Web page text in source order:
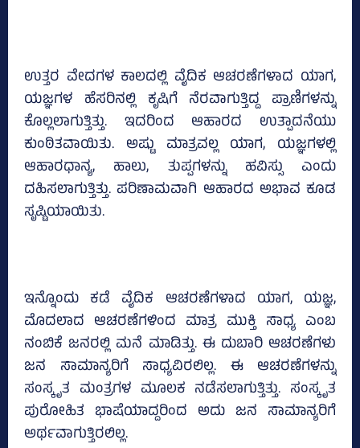
ಉತ್ತರ ವೇದಗಳ ಕಾಲದಲ್ಲಿ ವೈದಿಕ ಆಚರಣೆಗಳಾದ ಯಾಗ,
ಯಜ್ಞಗಳ ಹೆಸರಿನಲ್ಲಿ ಕೃಷಿಗೆ ನೆರವಾಗುತ್ತಿದ್ದ ಪ್ರಾಣಿಗಳನ್ನು
ಕೊಲ್ಲಲಾಗುತ್ತಿತ್ತು. ಇದರಿಂದ ಆಹಾರದ ಉತ್ಪಾದನೆಯು
ಕುಂಠಿತವಾಯಿತು. ಅಷ್ಟು ಮಾತ್ರವಲ್ಲ ಯಾಗ, ಯಜ್ಞಗಳಲ್ಲಿ
ಆಹಾರಧಾನ್ಯ, ಹಾಲು, ತುಪ್ಪಗಳನ್ನು ಹವಿಸ್ಸು ಎಂದು
ದಹಿಸಲಾಗುತ್ತಿತ್ತು. ಪರಿಣಾಮವಾಗಿ ಆಹಾರದ ಅಭಾವ ಕೂಡ
ಸೃಷ್ಟಿಯಾಯಿತು.
ಇನ್ನೊಂದು ಕಡೆ ವೈದಿಕ ಆಚರಣೆಗಳಾದ ಯಾಗ, ಯಜ್ಞ,
ಮೊದಲಾದ ಆಚರಣೆಗಳಿಂದ ಮಾತ್ರ ಮುಕ್ತಿ ಸಾಧ್ಯ ಎಂಬ
ನಂಬಿಕೆ ಜನರಲ್ಲಿ ಮನೆ ಮಾಡಿತ್ತು. ಈ ದುಬಾರಿ ಆಚರಣೆಗಳು
ಜನ ಸಾಮಾನ್ಯರಿಗೆ ಸಾಧ್ಯವಿರಲಿಲ್ಲ. ಈ ಆಚರಣೆಗಳನ್ನು
ಸಂಸ್ಕೃತ ಮಂತ್ರಗಳ ಮೂಲಕ ನಡೆಸಲಾಗುತ್ತಿತ್ತು. ಸಂಸ್ಕೃತ
ಪುರೋಹಿತ ಭಾಷೆಯಾದ್ದರಿಂದ ಅದು ಜನ ಸಾಮಾನ್ಯರಿಗೆ
ಅರ್ಥವಾಗುತ್ತಿರಲಿಲ್ಲ.